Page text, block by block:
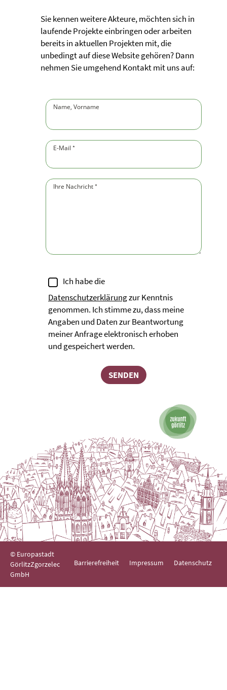
Sie kennen weitere Akteure, möchten sich in
laufende Projekte einbringen oder arbeiten
bereits in aktuellen Projekten mit, die
unbedingt auf diese Website gehören? Dann
nehmen Sie umgehend Kontakt mit uns auf:
Name, Vorname
E-Mail *(Pflichtfeld)
Ihre Nachricht *(Pflichtfeld)
Ich habe die
Datenschutzerklärungzur Kenntnis
genommen. Ich stimme zu, dass meine
Angaben und Daten zur Beantwortung
meiner Anfrage elektronisch erhoben
und gespeichert werden.
SENDEN
© Europastadt
GörlitzZgorzelec
GmbH
Barrierefreiheit Impressum Datenschutz